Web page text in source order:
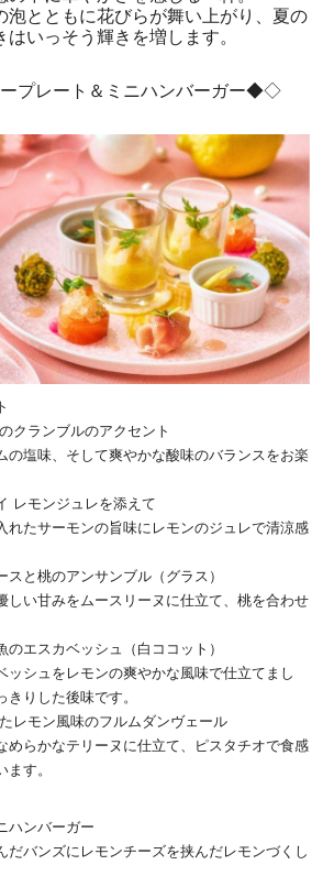
泡とともに花びらが舞い上がり、夏の
はいっそう輝きを増します。
プレート＆ミニハンバーガー◆◇
クランブルのアクセント
塩味、そして爽やかな酸味のバランスをお楽
レモンジュレを添えて
たサーモンの旨味にレモンのジュレで清涼感
スと桃のアンサンブル（グラス）
い甘みをムースリーヌに仕立て、桃を合わせ
のエスカベッシュ（白ココット）
シュをレモンの爽やかな風味で仕立てまし
りした後味です。
レモン風味のフルムダンヴェール
らかなテリーヌに仕立て、ピスタチオで食感
ます。
ハンバーガー
バンズにレモンチーズを挟んだレモンづくし